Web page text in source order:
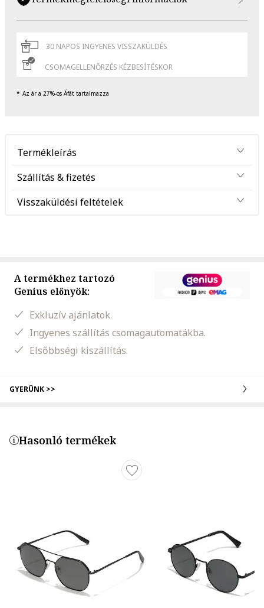
30 NAPOS INGYENES VISSZAKÜLDÉS
CSOMAGELLENŐRZÉS KÉZBESÍTÉSKOR
Az ár a 27%-os Áfát tartalmazza
Termékleírás
Szállítás & fizetés
Visszaküldési feltételek
A termékhez tartozó
Genius előnyök:
Exkluzív ajánlatok.
Ingyenes szállítás csomagautomatákba.
Elsőbbségi kiszállítás.
GYERÜNK >>
Hasonló termékek